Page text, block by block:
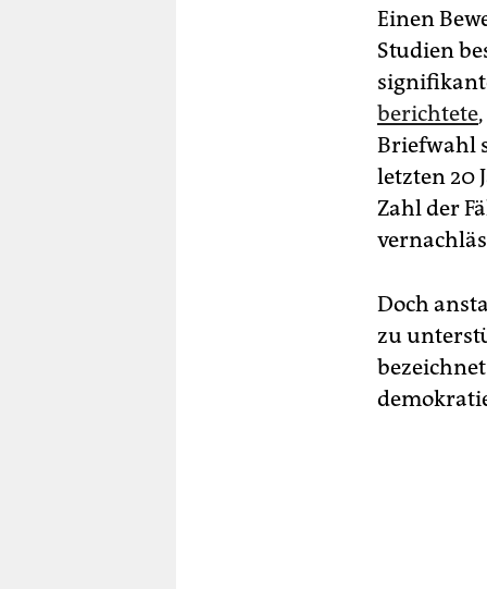
Einen
Studien
berichtete
Briefwahl
letzten 20
Zahl der
Doch
zu